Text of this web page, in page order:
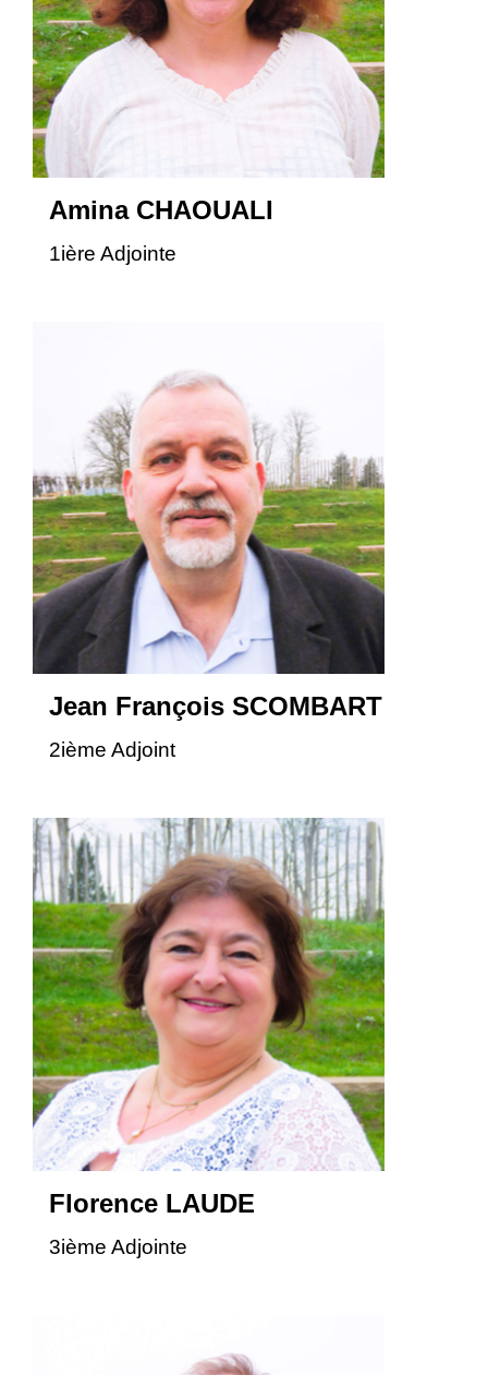
Amina CHAOUALI
1ière Adjointe
Jean François SCOMBART
2ième Adjoint
Florence LAUDE
3ième Adjointe